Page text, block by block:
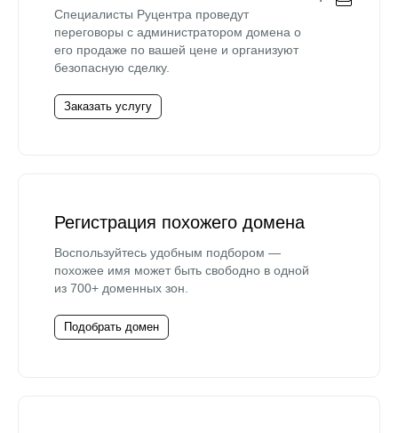
Специалисты Руцентра проведут
переговоры с администратором домена о
его продаже по вашей цене и организуют
безопасную сделку.
Заказать услугу
Регистрация похожего домена
Воспользуйтесь удобным подбором —
похожее имя может быть свободно в одной
из 700+ доменных зон.
Подобрать домен